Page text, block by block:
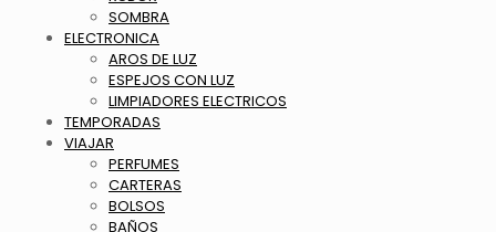
SOMBRA
ELECTRONICA
AROS DE LUZ
ESPEJOS CON LUZ
LIMPIADORES ELECTRICOS
TEMPORADAS
VIAJAR
PERFUMES
CARTERAS
BOLSOS
BAÑOS